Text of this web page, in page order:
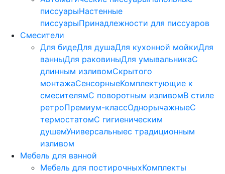
писсуарыНастенные
писсуарыПринадлежности для писсуаров
Смесители
Для бидеДля душаДля кухонной мойкиДля
ванныДля раковиныДля умывальникаС
длинным изливомСкрытого
монтажаСенсорныеКомплектующие к
смесителямС поворотным изливомВ стиле
ретроПремиум-классОднорычажныеС
термостатомС гигиеническим
душемУниверсальныес традиционным
изливом
Мебель для ванной
Мебель для постирочныхКомплекты